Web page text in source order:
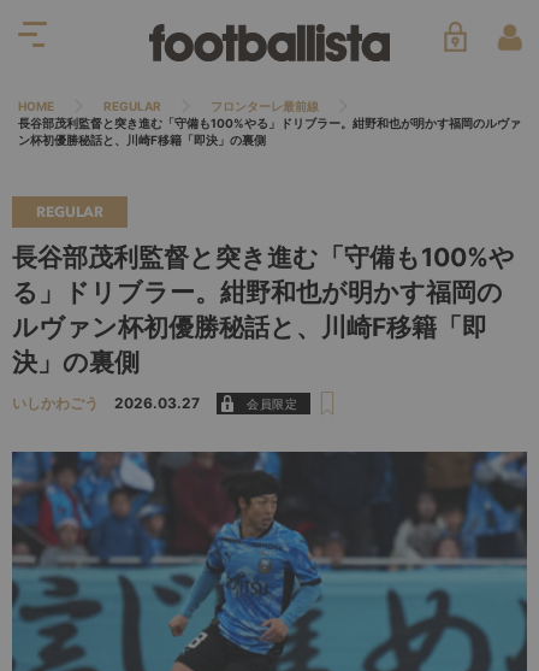
HOME REGULAR
フロンターレ最前線
長谷部茂利監督と突き進む「守備も100%やる」ドリブラー。紺野和也が明かす福岡のルヴァ
ン杯初優勝秘話と、川崎F移籍「即決」の裏側
REGULAR
長谷部茂利監督と突き進む「守備も100%や
る」ドリブラー。紺野和也が明かす福岡の
ルヴァン杯初優勝秘話と、川崎F移籍「即
決」の裏側
いしかわごう 2026.03.27